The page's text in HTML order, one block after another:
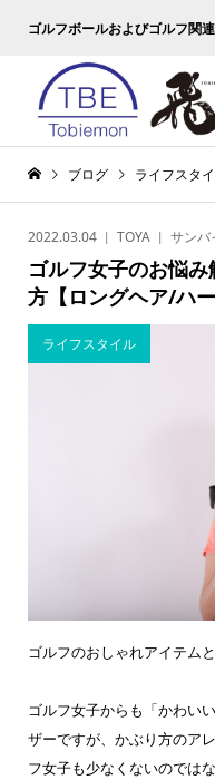
ゴルフボールおよびゴルフ関
ブログ ライフスタ
2022.03.04 TOYA サンバ
ゴルフ女子のお悩
方【ロングヘア/ハ
ライフスタイル
ゴルフのおしゃれアイテム
ゴルフ女子からも「かわい
ザーですが、かぶり方のア
フ女子も少なくないのでは